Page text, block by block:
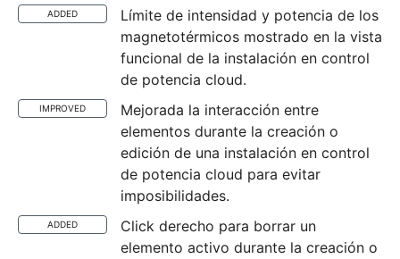
ADDED
Límite de intensidad y potencia de los
magnetotérmicos mostrado en la vista
funcional de la instalación en control
de potencia cloud.
IMPROVED
Mejorada la interacción entre
elementos durante la creación o
edición de una instalación en control
de potencia cloud para evitar
imposibilidades.
ADDED
Click derecho para borrar un
elemento activo durante la creación o